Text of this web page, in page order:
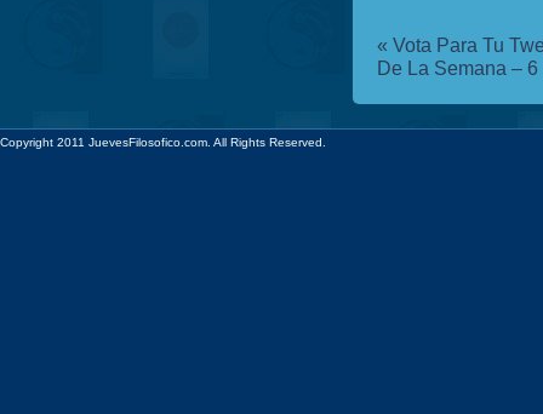
« Vota Para Tu
De La Semana –
Copyright 2011 JuevesFilosofico.com. All Rights Reserved.